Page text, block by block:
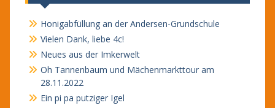
Honigabfüllung an der Andersen-Grundschule
Vielen Dank, liebe 4c!
Neues aus der Imkerwelt
Oh Tannenbaum und Mächenmarkttour am
28.11.2022
Ein pi pa putziger Igel